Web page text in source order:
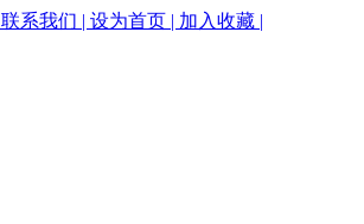
联系我们 | 设为首页 | 加入收藏 |